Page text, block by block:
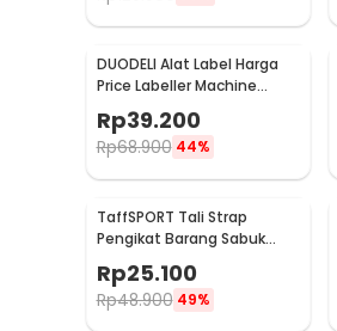
DUODELI Alat Label Harga
Price Labeller Machine
Coding - MX-5500
Rp39.200
Rp68.900 44%
TaffSPORT Tali Strap
Pengikat Barang Sabuk
Rp25.100
Rp48.900 49%